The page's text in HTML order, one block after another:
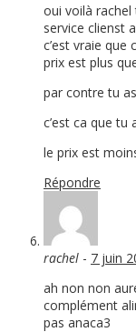
oui voilà rachel
service clienst
c’est vraie que
prix est plus
par contre tu
c’est ca que tu
le prix est
Répondre
rachel - 7 juin
ah non non
complément
pas anaca3